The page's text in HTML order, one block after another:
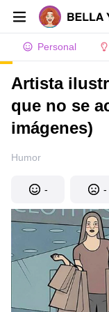
Personal
Artista
que no se
imágenes)
Humor
- -